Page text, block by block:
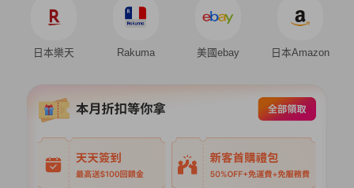
日本樂天 Rakuma 美國ebay 日本Amazon